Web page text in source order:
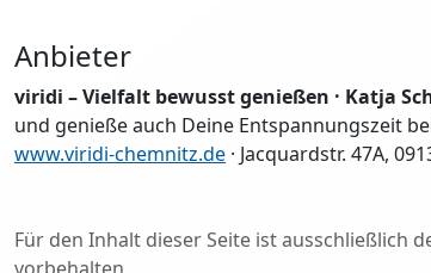
Anbieter
viridi – Vielfalt bewusst genießen · Katja
und genieße auch Deine Entspannungszeit
www.viridi-chemnitz.de · Jacquardstr. 47A,
Für den Inhalt dieser Seite ist